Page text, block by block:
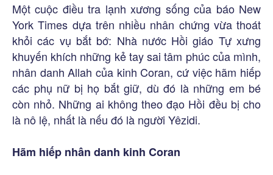
Một cuộc điều tra lạnh xương sống của báo New
York Times dựa trên nhiều nhân chứng vừa thoát
khỏi các vụ bắt bớ: Nhà nước Hồi giáo Tự xưng
khuyến khích những kẻ tay sai tâm phúc của mình,
nhân danh Allah của kinh Coran, cứ việc hãm hiếp
các phụ nữ bị họ bắt giữ, dù đó là những em bé
còn nhỏ. Những ai không theo đạo Hồi đều bị cho
là nô lệ, nhất là nếu đó là người Yêzidi.
Hãm hiếp nhân danh kinh Coran